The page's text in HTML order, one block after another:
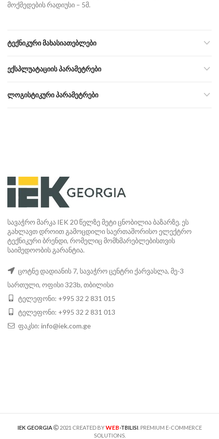
მოქმედების რადიუსი – 5მ.
ᲢᲔᲥᲜᲘᲙᲣᲠᲘ ᲛᲐᲮᲐᲡᲘᲐᲗᲔᲑᲚᲔᲑᲘ
ᲔᲥᲡᲞᲚᲣᲐᲢᲐᲪᲘᲘᲡ ᲞᲐᲠᲐᲛᲔᲢᲠᲔᲑᲘ
ᲚᲝᲒᲘᲡᲢᲘᲙᲣᲠᲘ ᲞᲐᲠᲐᲛᲔᲢᲠᲔᲑᲘ
სავაჭრო მარკა IEK 20 წელზე მეტი ცნობილია ბაზარზე. ეს
გახლავთ დროით გამოცდილი საერთაშორისო ელექტრო
ტექნიკური ბრენდი, რომელიც მომხმარებლებისთვის
საიმედოობის გარანტია.
ცოტნე დადიანის 7, სავაჭრო ცენტრი ქარვასლა, მე-3
სართული, ოფისი 323b, თბილისი
ტელეფონი: +995 32 2 831 015
ტელეფონი: +995 32 2 831 013
ფაკსი: info@iek.com.ge
IEK GEORGIA 2021 CREATED BYWEB-TBILISI. PREMIUM E-COMMERCE
SOLUTIONS.